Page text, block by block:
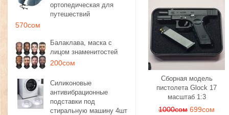
ортопедическая для
путешествий
570сом
Балаклава, маска с
лицом знаменитостей
200сом
Силиконовые
антивибрационные
подставки под
стиральную машину 4шт
Сборная модель
пистолета Glock 17
масштаб 1:3
1000сом 699сом